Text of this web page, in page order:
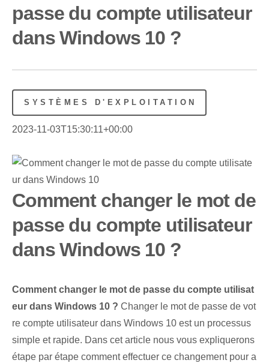
passe du compte utilisateur
dans Windows 10 ?
SYSTÈMES D'EXPLOITATION
2023-11-03T15:30:11+00:00
Comment changer le mot de
passe du compte utilisateur
dans Windows 10 ?
Comment changer le mot de passe du compte utilisat
eur dans Windows 10 ? Changer le mot de passe de vot
re compte utilisateur dans Windows 10 est un processus
simple et rapide. Dans cet article nous vous expliquerons
étape par étape comment effectuer ce changement pour a